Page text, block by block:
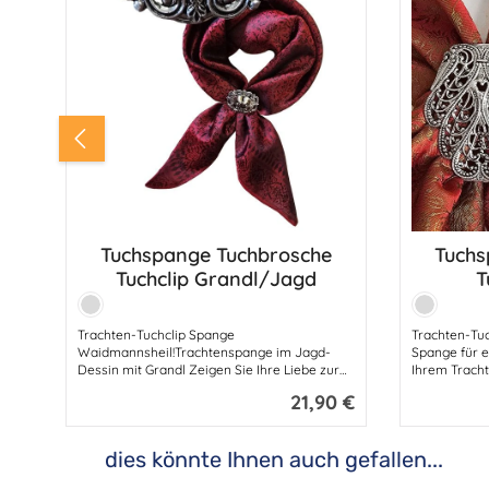
Produkt Anzahl: Gib den
Tuchspange Tuchbrosche
Tuchclip Grandl/Jagd
Farbe:
Silber
Trachten-Tuchclip Spange
Waidmannsheil!Trachtenspange im Jagd-
Dessin mit Grandl Zeigen Sie Ihre Liebe zur
außergewöhnlichen Trachtenspange im
Jagd-Dessin. Das Highlight dieses
eingebettet in ein rustikales und zugleich
Regulärer Preis:
21,90 €
Farbe:
Silber
Trachten-
Spange für
Ihrem
elegante
um
Tradition
Produktgalerie überspringen
dies könnte Ihnen auch gefallen...